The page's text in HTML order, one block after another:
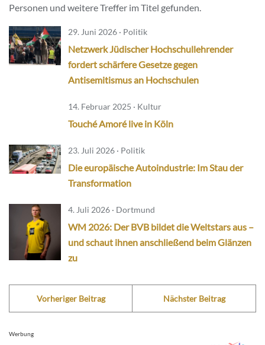
Personen und weitere Treffer im Titel gefunden.
29. Juni 2026 · Politik
Netzwerk Jüdischer Hochschullehrender
fordert schärfere Gesetze gegen
Antisemitismus an Hochschulen
14. Februar 2025 · Kultur
Touché Amoré live in Köln
23. Juli 2026 · Politik
Die europäische Autoindustrie: Im Stau der
Transformation
4. Juli 2026 · Dortmund
WM 2026: Der BVB bildet die Weltstars aus –
und schaut ihnen anschließend beim Glänzen
zu
Vorheriger Beitrag Nächster Beitrag
Werbung